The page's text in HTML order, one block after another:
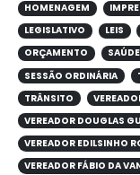
HOMENAGEM
LEGISLATIVO
LEIS
ORÇAMENTO
SAÚDE
SESSÃO ORDINÁRIA
TRÂNSITO
VEREADOR DOUGLAS
VEREADOR EDILSINHO
VEREADOR FÁBIO DA